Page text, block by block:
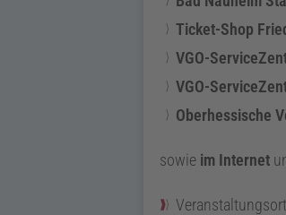
Ticket-Shop
VGO-
VGO-
Oberhessische
sowie im Internet
Veranstaltungsort